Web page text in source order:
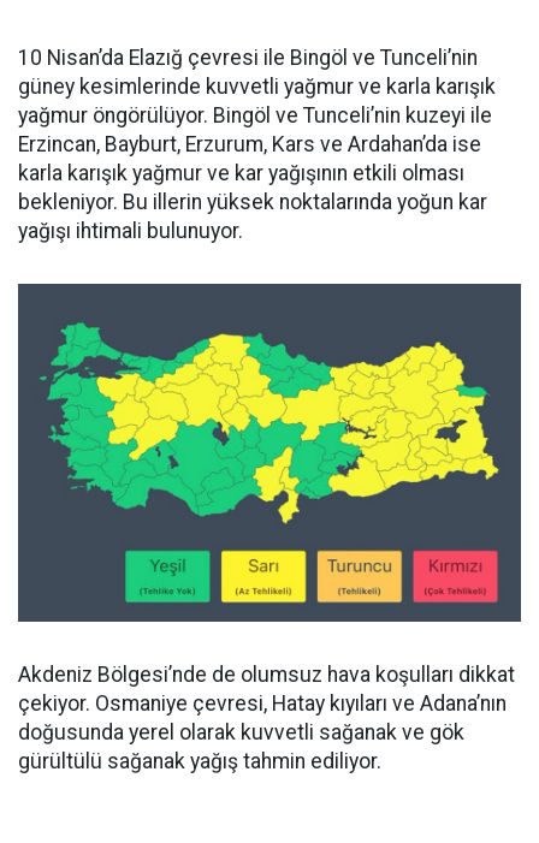
10 Nisan’da Elazığ çevresi ile Bingöl ve Tunceli’nin
güney kesimlerinde kuvvetli yağmur ve karla karışık
yağmur öngörülüyor. Bingöl ve Tunceli’nin kuzeyi ile
Erzincan, Bayburt, Erzurum, Kars ve Ardahan’da ise
karla karışık yağmur ve kar yağışının etkili olması
bekleniyor. Bu illerin yüksek noktalarında yoğun kar
yağışı ihtimali bulunuyor.
Akdeniz Bölgesi’nde de olumsuz hava koşulları dikkat
çekiyor. Osmaniye çevresi, Hatay kıyıları ve Adana’nın
doğusunda yerel olarak kuvvetli sağanak ve gök
gürültülü sağanak yağış tahmin ediliyor.